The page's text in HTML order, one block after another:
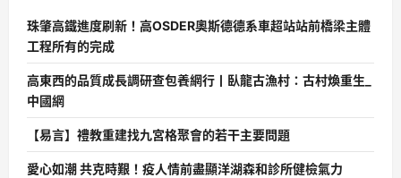
珠肇高鐵進度刷新！高OSDER奧斯德德系車超站站前橋梁主體
工程所有的完成
高東西的品質成長調研查包養網行丨臥龍古漁村：古村煥重生_
中國網
【易言】禮教重建找九宮格聚會的若干主要問題
愛心如潮 共克時艱！疫人情前盡顯洋湖森和診所健檢氣力